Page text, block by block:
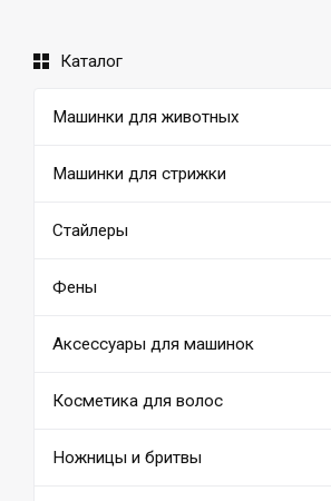
Каталог
Машинки для животных
Машинки для стрижки
Стайлеры
Фены
Аксессуары для машинок
Косметика для волос
Ножницы и бритвы